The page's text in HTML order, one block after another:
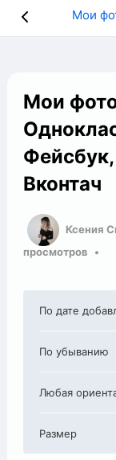
Мои
Фейсбук,
Вконтач
Ксения
просмотров
По дате
По убыванию
Любая
Размер